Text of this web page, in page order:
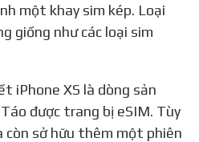
một khay sim kép. Loại
giống như các loại sim
được trang bị eSIM. Tùy
sở hữu thêm một phiên